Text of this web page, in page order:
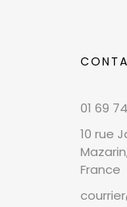
01 69
10 rue
France